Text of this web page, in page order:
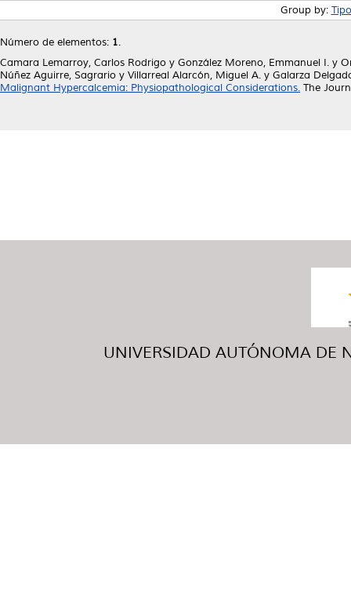
Group by:
Número de elementos: 1.
Camara Lemarroy, Carlos Rodrigo y González Moreno, Emmanuel I. y
Núñez Aguirre, Sagrario y Villarreal Alarcón, Miguel A. y Galarza
Malignant Hypercalcemia: Physiopathological Considerations. The
UNIVERSIDAD AUTÓNOMA DE